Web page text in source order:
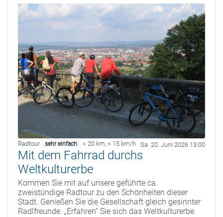
Radtour sehr einfach < 20 km, < 15 km/h Sa. 20. Juni 2026 13:00
Mit dem Fahrrad durchs
Weltkulturerbe
Kommen Sie mit auf unsere geführte ca.
zweistündige Radtour zu den Schönheiten dieser
Stadt. Genießen Sie die Gesellschaft gleich gesinnter
Radlfreunde. „Erfahren“ Sie sich das Weltkulturerbe.